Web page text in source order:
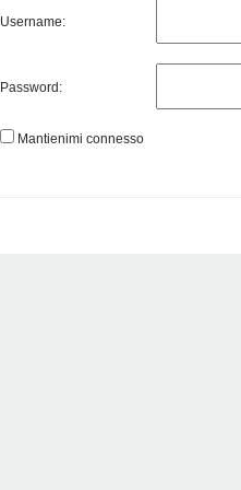
Username:
Password:
Mantienimi connesso